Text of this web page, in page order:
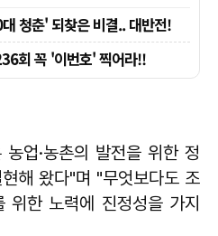
업·농촌의 발전을 위한 정
해 왔다"며 "무엇보다도 조
위한 노력에 진정성을 가지